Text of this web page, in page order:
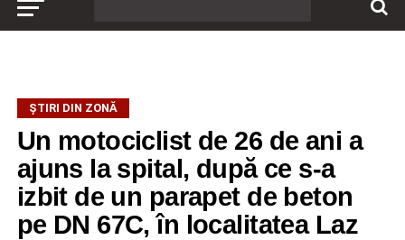
ȘTIRI DIN ZONĂ
Un motociclist de 26 de ani a
ajuns la spital, după ce s-a
izbit de un parapet de beton
pe DN 67C, în localitatea Laz